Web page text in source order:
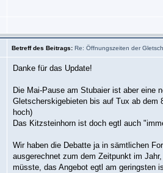
Betreff des Beitrags: Re: Öffnungszeiten der
Danke für das Update!
Die Mai-Pause am Stubaier ist aber eine
Gletscherskigebieten bis auf Tux ab dem
hoch)
Das Kitzsteinhorn ist doch egtl auch
Wir haben die Debatte ja in sämtlichen
ausgerechnet zum dem Zeitpunkt im
müsste, das Angebot egtl am geringsten